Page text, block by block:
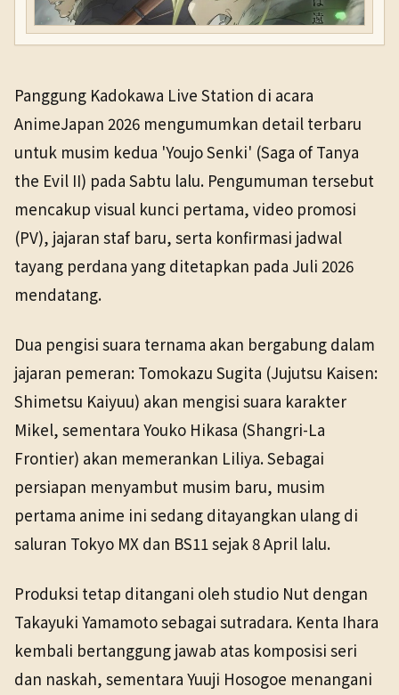
Panggung Kadokawa Live Station di acara
AnimeJapan 2026 mengumumkan detail terbaru
untuk musim kedua 'Youjo Senki' (Saga of Tanya
the Evil II) pada Sabtu lalu. Pengumuman tersebut
mencakup visual kunci pertama, video promosi
(PV), jajaran staf baru, serta konfirmasi jadwal
tayang perdana yang ditetapkan pada Juli 2026
mendatang.
Dua pengisi suara ternama akan bergabung dalam
jajaran pemeran: Tomokazu Sugita (Jujutsu Kaisen:
Shimetsu Kaiyuu) akan mengisi suara karakter
Mikel, sementara Youko Hikasa (Shangri-La
Frontier) akan memerankan Liliya. Sebagai
persiapan menyambut musim baru, musim
pertama anime ini sedang ditayangkan ulang di
saluran Tokyo MX dan BS11 sejak 8 April lalu.
Produksi tetap ditangani oleh studio Nut dengan
Takayuki Yamamoto sebagai sutradara. Kenta Ihara
kembali bertanggung jawab atas komposisi seri
dan naskah, sementara Yuuji Hosogoe menangani